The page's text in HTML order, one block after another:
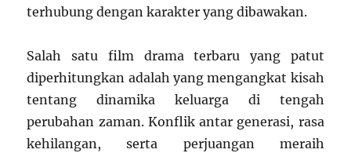
terhubung dengan karakter yang dibawakan.
Salah satu film drama terbaru yang patut
diperhitungkan adalah yang mengangkat kisah
tentang dinamika keluarga di tengah
perubahan zaman. Konflik antar generasi, rasa
kehilangan, serta perjuangan meraih